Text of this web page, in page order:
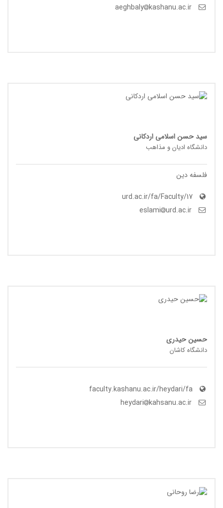
kashanu.ac.ir
سید حسن اسلامی اردکانی
دانشگاه ادیان و مذاهب
فلسفه دین
urd.ac.ir/fa/Faculty/17
urd.ac.ir
حسین حیدری
دانشگاه کاشان
faculty.kashanu.ac.ir/heydari/fa
kahsanu.ac.ir